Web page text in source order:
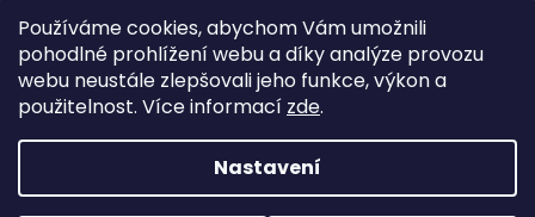
Používáme cookies, abychom Vám umožnili
pohodlné prohlížení webu a díky analýze provozu
webu neustále zlepšovali jeho funkce, výkon a
použitelnost. Více informací zde.
Nastavení
pavel.babos.90/